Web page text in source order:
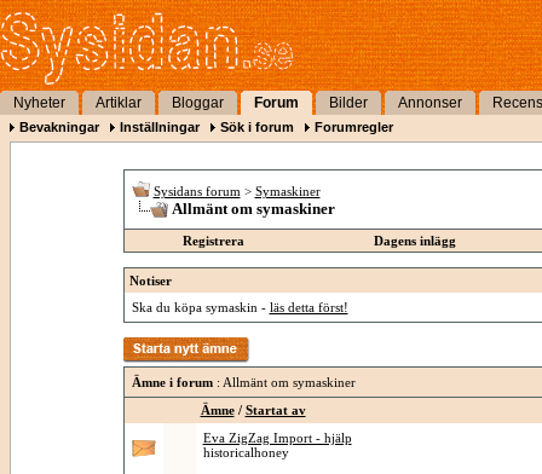
Nyheter Artiklar Bloggar Forum Bilder Annonser
Bevakningar Inställningar Sök i forum Forumregler
Sysidans forum > Symaskiner
Allmänt om symaskiner
Registrera Dagens inlägg
Notiser
Ska du köpa symaskin - läs detta först!
Ämne i forum: Allmänt om symaskiner
Ämne/ Startat av
Eva ZigZag Import - hjälp
historicalhoney